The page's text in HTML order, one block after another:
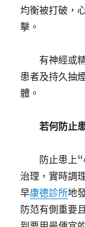
均衡被打破，
擊。
有神經或
患者及持久抽
體。
若何防止
防止患上
治理，實時調
早康德診所地
防范有側重要